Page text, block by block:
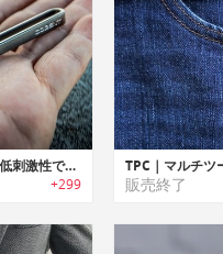
Titanium Tweezers｜低刺激性で安全なチタン製ピンセット
+299 販売終了